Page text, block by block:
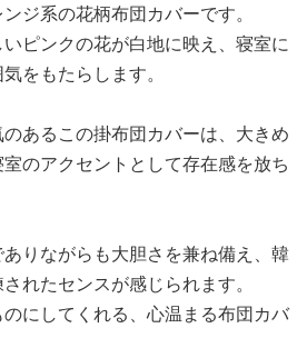
ジ系の花柄布団カバーです。
ピンクの花が白地に映え、寝室に
をもたらします。
あるこの掛布団カバーは、大きめ
のアクセントとして存在感を放ち
りながらも大胆さを兼ね備え、韓
れたセンスが感じられます。
にしてくれる、心温まる布団カバ